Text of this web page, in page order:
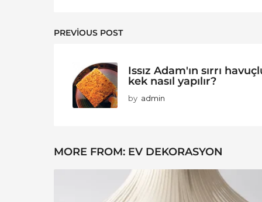
PREVIOUS POST
Issız Adam'ın sırrı
kek nasıl yapılır?
by admin
MORE FROM: EV DEKORASYON